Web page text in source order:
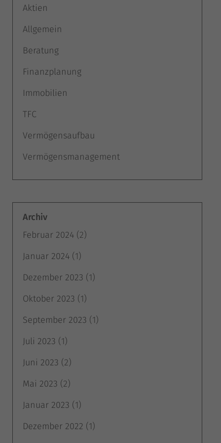
Aktien
Allgemein
Beratung
Finanzplanung
Immobilien
TFC
Vermögensaufbau
Vermögensmanagement
Archiv
Februar 2024 (2)
Januar 2024 (1)
Dezember 2023 (1)
Oktober 2023 (1)
September 2023 (1)
Juli 2023 (1)
Juni 2023 (2)
Mai 2023 (2)
Januar 2023 (1)
Dezember 2022 (1)